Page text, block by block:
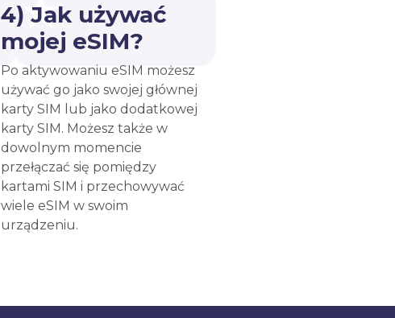
4) Jak używać
mojej eSIM?
Po aktywowaniu eSIM możesz
używać go jako swojej głównej
karty SIM lub jako dodatkowej
karty SIM. Możesz także w
dowolnym momencie
przełączać się pomiędzy
kartami SIM i przechowywać
wiele eSIM w swoim
urządzeniu.